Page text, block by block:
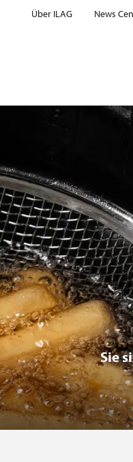
Über ILAG News
Cookware PTFE
Cookware
Hexashield
Bakeware Coil
Bakeware
Sie